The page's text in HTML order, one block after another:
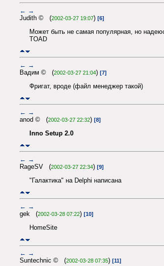
← →
Judith © (2002-03-27 19:07) [6]
Может быть не самая популярная, но
TOAD
← →
Вадим © (2002-03-27 21:04) [7]
Фригат, вроде (файл менеджер такой)
← →
anod © (2002-03-27 22:32) [8]
Inno Setup 2.0
← →
RageSV (2002-03-27 22:34) [9]
"Галактика" на Delphi написана
← →
gek (2002-03-28 07:22) [10]
HomeSite
← →
Suntechnic © (2002-03-28 07:35) [11]